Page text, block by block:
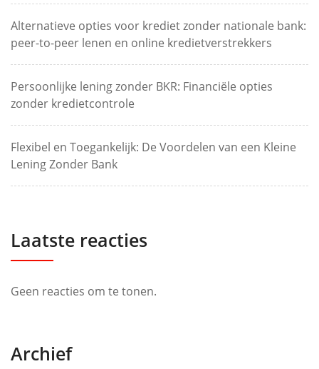
Alternatieve opties voor krediet zonder nationale bank:
peer-to-peer lenen en online kredietverstrekkers
Persoonlijke lening zonder BKR: Financiële opties
zonder kredietcontrole
Flexibel en Toegankelijk: De Voordelen van een Kleine
Lening Zonder Bank
Laatste reacties
Geen reacties om te tonen.
Archief